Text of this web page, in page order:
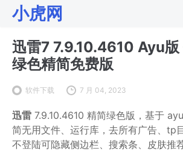
小虎网
迅雷7 7.9.10.4610 Ayu版
绿色精简免费版
软件下载 7 月 04, 2023
迅雷 7.9.10.4610 精简绿色版，基于
简无用文件、运行库，去所有广告、tp
不登陆可隐藏侧边栏、搜索条、皮肤推